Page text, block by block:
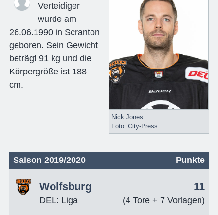
Nick Jones.
Foto: City-Press
Verteidiger
wurde am
26.06.1990 in Scranton
geboren. Sein Gewicht
beträgt 91 kg und die
Körpergröße ist 188
cm.
Saison 2019/2020 Punkte
Wolfsburg
DEL: Liga
11
(4 Tore + 7 Vorlagen)